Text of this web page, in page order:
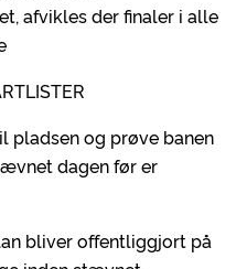
afvikles der finaler i alle
pladsen og prøve banen
dagen før er
bliver offentliggjort på